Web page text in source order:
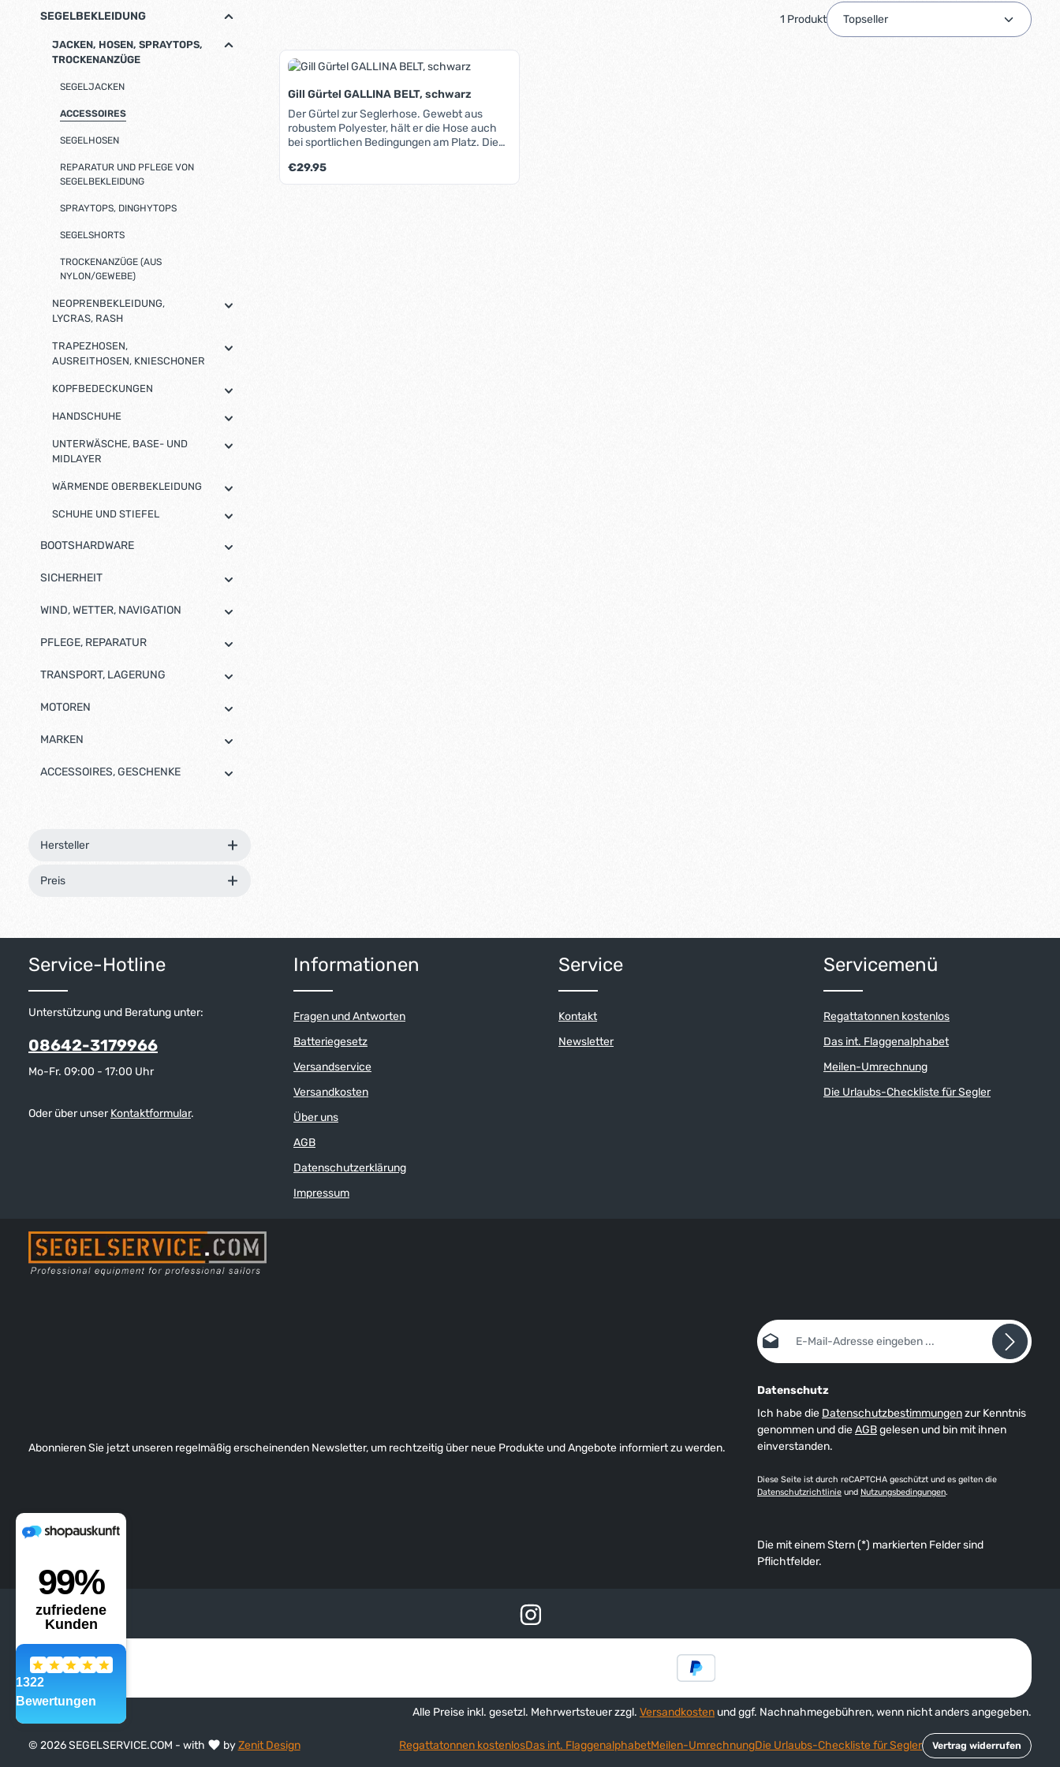
SEGELBEKLEIDUNG
JACKEN, HOSEN, SPRAYTOPS,
TROCKENANZÜGE
SEGELJACKEN
ACCESSOIRES
SEGELHOSEN
REPARATUR UND PFLEGE VON
SEGELBEKLEIDUNG
SPRAYTOPS, DINGHYTOPS
SEGELSHORTS
TROCKENANZÜGE (AUS
NYLON/GEWEBE)
NEOPRENBEKLEIDUNG,
LYCRAS, RASH
TRAPEZHOSEN,
AUSREITHOSEN, KNIESCHONER
KOPFBEDECKUNGEN
HANDSCHUHE
UNTERWÄSCHE, BASE- UND
MIDLAYER
WÄRMENDE OBERBEKLEIDUNG
SCHUHE UND STIEFEL
BOOTSHARDWARE
SICHERHEIT
WIND, WETTER, NAVIGATION
PFLEGE, REPARATUR
TRANSPORT, LAGERUNG
MOTOREN
MARKEN
ACCESSOIRES, GESCHENKE
Hersteller
Preis
1 Produkt
Gill Gürtel GALLINA BELT, schwarz
Der Gürtel zur Seglerhose. Gewebt aus
robustem Polyester, hält er die Hose auch
bei sportlichen Bedingungen am Platz. Die
seewasserbeständig beschichtetem
Aluminium, eine Beschichtung am
Regulärer Preis:
€29.95
Service-Hotline
Unterstützung und Beratung unter:
08642-3179966
Mo-Fr. 09:00 - 17:00 Uhr
Oder über unserKontaktformular.
Informationen
Fragen und Antworten
Batteriegesetz
Versandservice
Versandkosten
Über uns
AGB
Datenschutzerklärung
Impressum
Service
Kontakt
Newsletter
Servicemenü
Regattatonnen kostenlos
Das int. Flaggenalphabet
Meilen-Umrechnung
Die Urlaubs-Checkliste für Segler
Abonnieren Sie jetzt unseren regelmäßig erscheinenden Newsletter, um rechtzeitig über neue Produkte und Angebote informiert zu werden.
E-Mail-Adresse*
Datenschutz
Ich habe die Datenschutzbestimmungenzur Kenntnis
genommen und dieAGBgelesen und bin mit ihnen
einverstanden.
Diese Seite ist durch reCAPTCHA geschützt und es gelten die
Datenschutzrichtlinie und Nutzungsbedingungen.
Die mit einem Stern (*) markierten Felder sind
Pflichtfelder.
Alle Preise inkl. gesetzl. Mehrwertsteuer zzgl. Versandkosten und ggf. Nachnahmegebühren, wenn nicht anders angegeben.
© 2026 SEGELSERVICE.COM - with byZenit Design Regattatonnen kostenlosDas int. FlaggenalphabetMeilen-UmrechnungDie Urlaubs-Checkliste für Segler Vertrag widerrufen